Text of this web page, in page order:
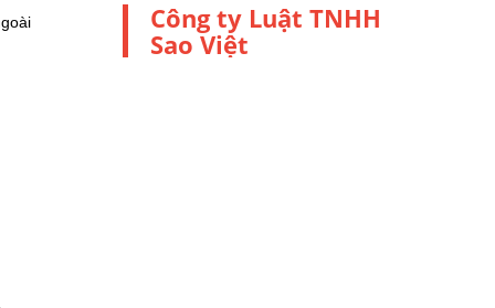
Công ty Luật TNHH
Sao Việt